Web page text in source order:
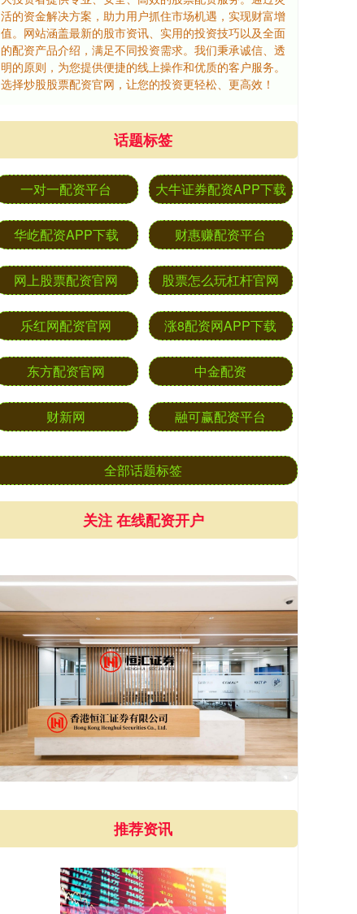
活的资金解决方案，助力用户抓住市场机遇，实现财富增
值。网站涵盖最新的股市资讯、实用的投资技巧以及全面
的配资产品介绍，满足不同投资需求。我们秉承诚信、透
明的原则，为您提供便捷的线上操作和优质的客户服务。
选择炒股股票配资官网，让您的投资更轻松、更高效！
话题标签
一对一配资平台 大牛证券配资APP下载
华屹配资APP下载 财惠赚配资平台
网上股票配资官网 股票怎么玩杠杆官网
乐红网配资官网 涨8配资网APP下载
东方配资官网 中金配资
财新网 融可赢配资平台
全部话题标签
关注 在线配资开户
推荐资讯